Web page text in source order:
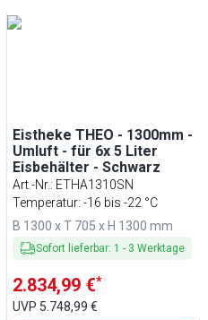
Eistheke THEO - 1300mm -
Umluft - für 6x 5 Liter
Eisbehälter - Schwarz
Art.-Nr.: ETHA1310SN
Temperatur: -16 bis -22 °C
B 1300 x T 705 x H 1300 mm
Sofort lieferbar: 1 - 3 Werktage
2.834,99 €*
UVP 5.748,99 €